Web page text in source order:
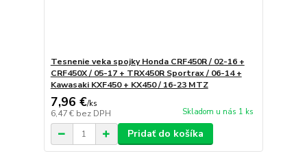
Tesnenie veka spojky Honda CRF450R / 02-16 +
CRF450X / 05-17 + TRX450R Sportrax / 06-14 +
Kawasaki KXF450 + KX450 / 16-23 MTZ
7,96 €/ks
6,47 € bez DPH Skladom u nás 1 ks
Pridať do košíka